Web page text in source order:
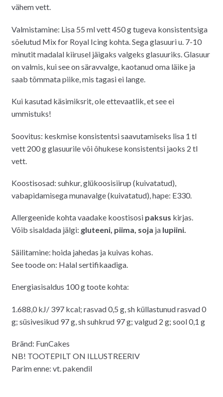
vähem vett.
Valmistamine: Lisa 55 ml vett 450 g tugeva konsistentsiga
sõelutud Mix for Royal Icing kohta. Sega glasuuri u. 7-10
minutit madalal kiirusel jäigaks valgeks glasuuriks. Glasuur
on valmis, kui see on säravvalge, kaotanud oma läike ja
saab tõmmata piike, mis tagasi ei lange.
Kui kasutad käsimiksrit, ole ettevaatlik, et see ei
ummistuks!
Soovitus: keskmise konsistentsi saavutamiseks lisa 1 tl
vett 200 g glasuurile või õhukese konsistentsi jaoks 2 tl
vett.
Koostisosad: suhkur, glükoosisiirup (kuivatatud),
vabapidamisega munavalge (kuivatatud), hape: E330.
Allergeenide kohta vaadake koostisosi paksus kirjas.
Võib sisaldada jälgi: gluteeni, piima, soja ja lupiini.
Säilitamine: hoida jahedas ja kuivas kohas.
See toode on: Halal sertifikaadiga.
Energiasisaldus 100 g toote kohta:
1.688,0 kJ/ 397 kcal; rasvad 0,5 g, sh küllastunud rasvad 0
g; süsivesikud 97 g, sh suhkrud 97 g; valgud 2 g; sool 0,1 g
Bränd: FunCakes
NB! TOOTEPILT ON ILLUSTREERIV
Parim enne: vt. pakendil